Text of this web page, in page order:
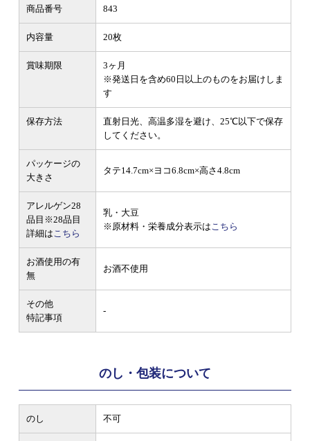
商品番号 843
内容量 20枚
賞味期限
3ヶ月
※発送日を含め60日以上のものをお届けしま
す
保存方法
直射日光、高温多湿を避け、25℃以下で保存
してください。
パッケージの
大きさ
タテ14.7cm×ヨコ6.8cm×高さ4.8cm
アレルゲン28
品目 ※28品目
詳細はこちら
乳・大豆
※原材料・栄養成分表示はこちら
お酒使用の有
無
お酒不使用
その他
特記事項
-
のし・包装について
のし 不可